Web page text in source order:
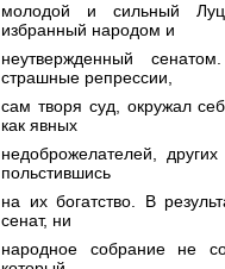
молодой и сильный
избранный народом и
неутвержденный
страшные репрессии,
сам творя суд, окружал
как явных
недоброжелателей,
польстившись
на их богатство. В
сенат, ни
народное собрание не